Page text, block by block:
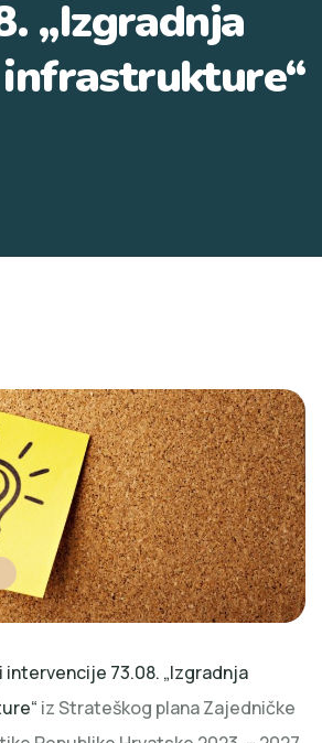
„Izgradnja
infrastrukture“
intervencije 73.08. „Izgradnja
iz Strateškog plana Zajedničke